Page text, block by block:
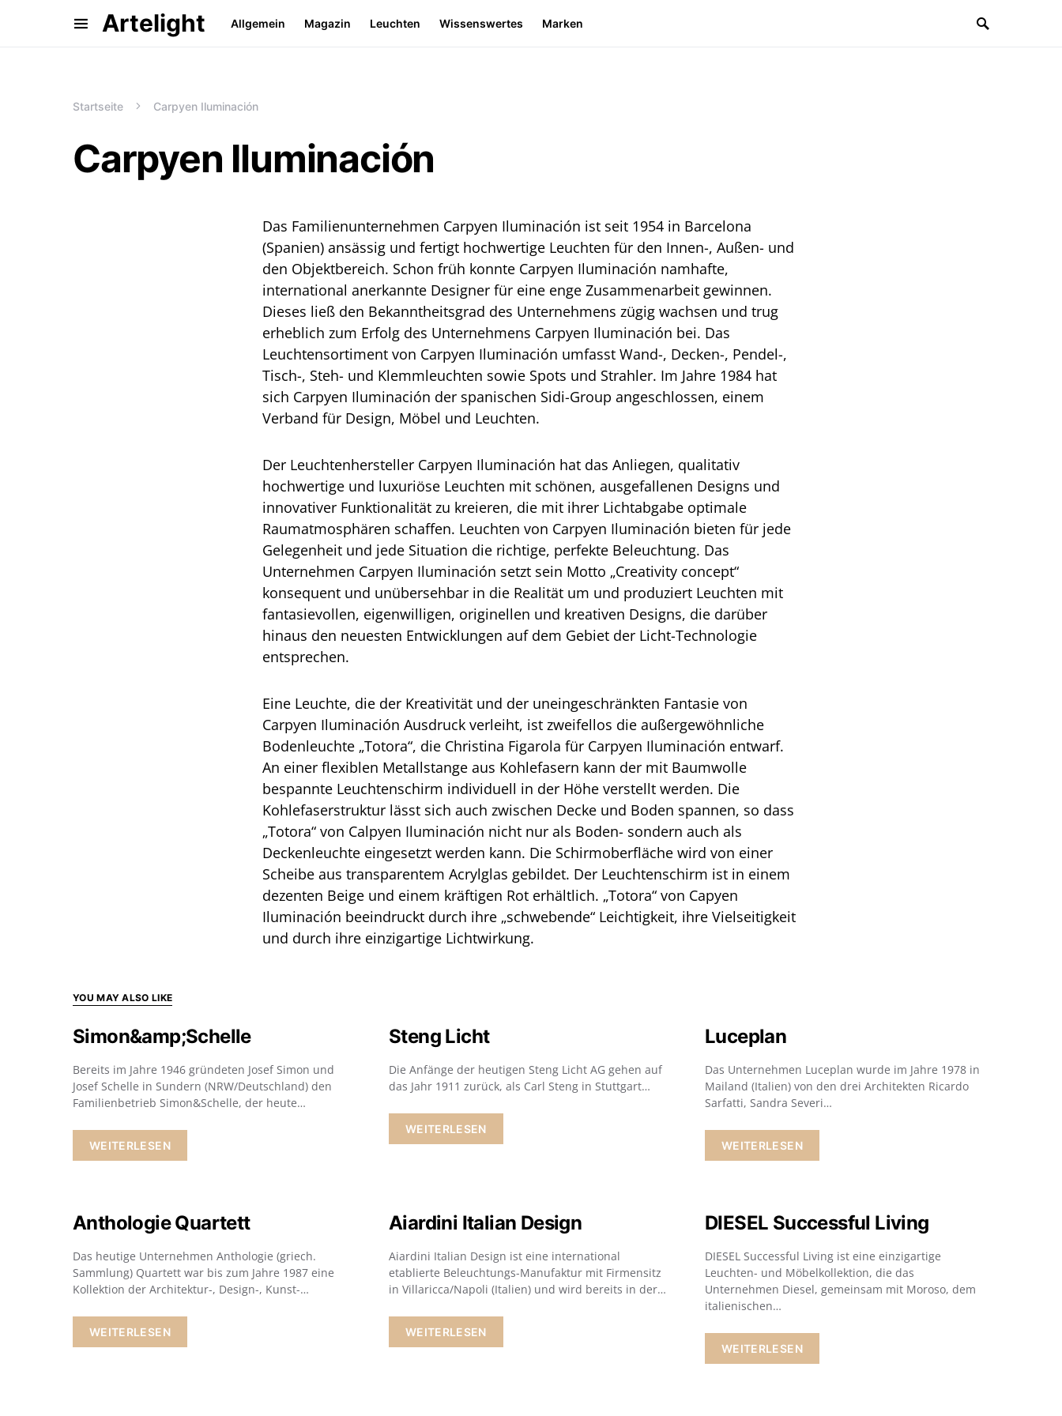
Artelight Allgemein Magazin Leuchten Wissenswertes Marken
Startseite Carpyen Iluminación
Carpyen Iluminación
Das Familienunternehmen Carpyen Iluminación ist seit 1954 in Barcelona
(Spanien) ansässig und fertigt hochwertige Leuchten für den Innen-, Außen- und
den Objektbereich. Schon früh konnte Carpyen Iluminación namhafte,
international anerkannte Designer für eine enge Zusammenarbeit gewinnen.
Dieses ließ den Bekanntheitsgrad des Unternehmens zügig wachsen und trug
erheblich zum Erfolg des Unternehmens Carpyen Iluminación bei. Das
Leuchtensortiment von Carpyen Iluminación umfasst Wand-, Decken-, Pendel-,
Tisch-, Steh- und Klemmleuchten sowie Spots und Strahler. Im Jahre 1984 hat
sich Carpyen Iluminación der spanischen Sidi-Group angeschlossen, einem
Verband für Design, Möbel und Leuchten.
Der Leuchtenhersteller Carpyen Iluminación hat das Anliegen, qualitativ
hochwertige und luxuriöse Leuchten mit schönen, ausgefallenen Designs und
innovativer Funktionalität zu kreieren, die mit ihrer Lichtabgabe optimale
Raumatmosphären schaffen. Leuchten von Carpyen Iluminación bieten für jede
Gelegenheit und jede Situation die richtige, perfekte Beleuchtung. Das
Unternehmen Carpyen Iluminación setzt sein Motto „Creativity concept“
konsequent und unübersehbar in die Realität um und produziert Leuchten mit
fantasievollen, eigenwilligen, originellen und kreativen Designs, die darüber
hinaus den neuesten Entwicklungen auf dem Gebiet der Licht-Technologie
entsprechen.
Eine Leuchte, die der Kreativität und der uneingeschränkten Fantasie von
Carpyen Iluminación Ausdruck verleiht, ist zweifellos die außergewöhnliche
Bodenleuchte „Totora“, die Christina Figarola für Carpyen Iluminación entwarf.
An einer flexiblen Metallstange aus Kohlefasern kann der mit Baumwolle
bespannte Leuchtenschirm individuell in der Höhe verstellt werden. Die
Kohlefaserstruktur lässt sich auch zwischen Decke und Boden spannen, so dass
„Totora“ von Calpyen Iluminación nicht nur als Boden- sondern auch als
Deckenleuchte eingesetzt werden kann. Die Schirmoberfläche wird von einer
Scheibe aus transparentem Acrylglas gebildet. Der Leuchtenschirm ist in einem
dezenten Beige und einem kräftigen Rot erhältlich. „Totora“ von Capyen
Iluminación beeindruckt durch ihre „schwebende“ Leichtigkeit, ihre Vielseitigkeit
und durch ihre einzigartige Lichtwirkung.
YOU MAY ALSO LIKE
Simon&amp;Schelle
Bereits im Jahre 1946 gründeten Josef Simon und
Josef Schelle in Sundern (NRW/Deutschland) den
Familienbetrieb Simon&Schelle, der heute…
WEITERLESEN
Steng Licht
Die Anfänge der heutigen Steng Licht AG gehen auf
das Jahr 1911 zurück, als Carl Steng in Stuttgart…
WEITERLESEN
Luceplan
Das Unternehmen Luceplan wurde im Jahre 1978 in
Mailand (Italien) von den drei Architekten Ricardo
Sarfatti, Sandra Severi…
WEITERLESEN
Anthologie Quartett
Das heutige Unternehmen Anthologie (griech.
Sammlung) Quartett war bis zum Jahre 1987 eine
Kollektion der Architektur-, Design-, Kunst-…
WEITERLESEN
Aiardini Italian Design
Aiardini Italian Design ist eine international
etablierte Beleuchtungs-Manufaktur mit Firmensitz
in Villaricca/Napoli (Italien) und wird bereits in der…
WEITERLESEN
DIESEL Successful Living
DIESEL Successful Living ist eine einzigartige
Leuchten- und Möbelkollektion, die das
Unternehmen Diesel, gemeinsam mit Moroso, dem
italienischen…
WEITERLESEN